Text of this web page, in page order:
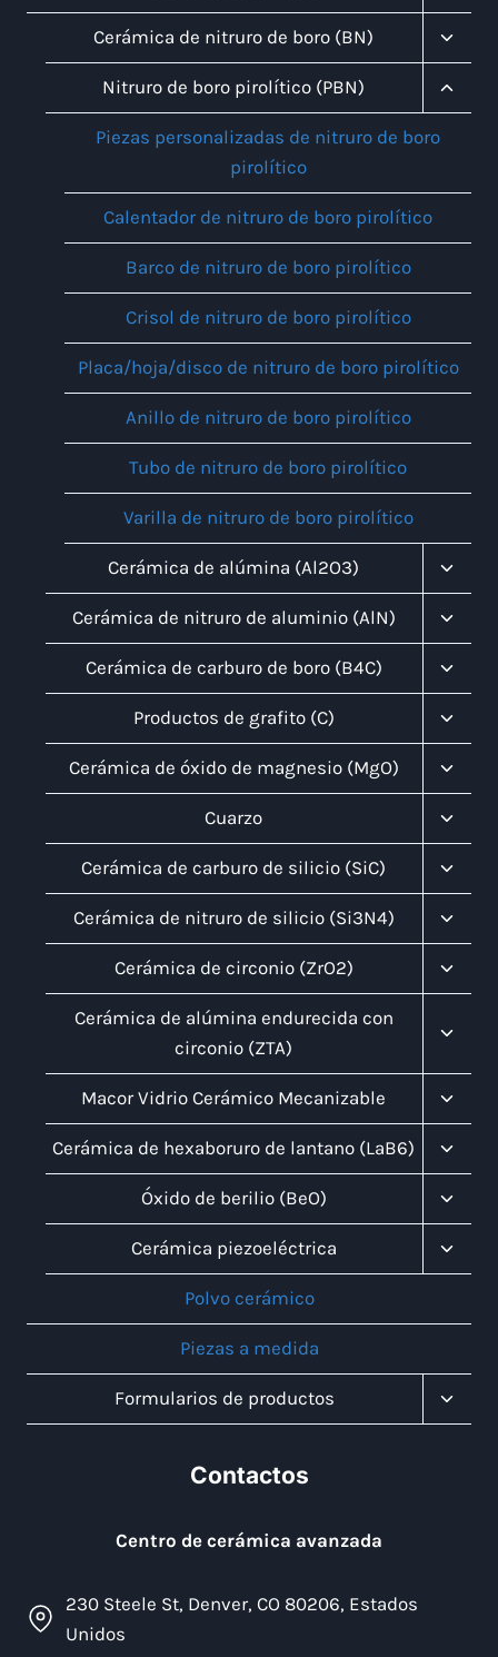
Menú
Cerámica de nitruro de boro (BN)
Menú
Nitruro de boro pirolítico (PBN)
Menú
Piezas personalizadas de nitruro de boro
pirolítico
Calentador de nitruro de boro pirolítico
Barco de nitruro de boro pirolítico
Crisol de nitruro de boro pirolítico
Placa/hoja/disco de nitruro de boro pirolítico
Anillo de nitruro de boro pirolítico
Tubo de nitruro de boro pirolítico
Varilla de nitruro de boro pirolítico
Cerámica de alúmina (Al2O3)
Menú
Cerámica de nitruro de aluminio (AlN)
Menú
Cerámica de carburo de boro (B4C)
Menú
Productos de grafito (C)
Menú
Cerámica de óxido de magnesio (MgO)
Menú
Cuarzo
Menú
Cerámica de carburo de silicio (SiC)
Menú
Cerámica de nitruro de silicio (Si3N4)
Menú
Cerámica de circonio (ZrO2)
Menú
Cerámica de alúmina endurecida con
circonio (ZTA)
Menú
Macor Vidrio Cerámico Mecanizable
Menú
Cerámica de hexaboruro de lantano (LaB6)
Menú
Óxido de berilio (BeO)
Menú
Cerámica piezoeléctrica
Menú
Polvo cerámico
Piezas a medida
Formularios de productos
Menú
Contactos
Centro de cerámica avanzada
230 Steele St, Denver, CO 80206, Estados
Unidos